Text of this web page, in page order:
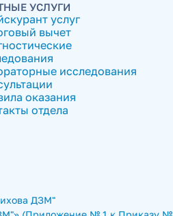
УСЛУГИ
услуг
вычет
исследования
оказания
отдела
ДЗМ"